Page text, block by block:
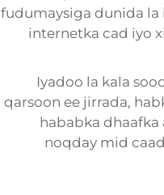
fudumaysiga dunida la
internetka cad iyo
Iyadoo la kala
qarsoon ee jirrada,
hababka dhaafka
noqday mid